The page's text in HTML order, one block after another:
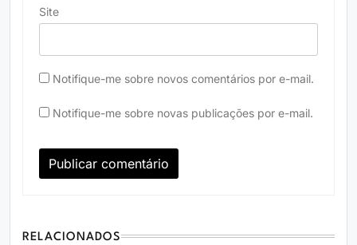
Site
Notifique-me sobre novos comentários por e-mail.
Notifique-me sobre novas publicações por e-mail.
RELACIONADOS